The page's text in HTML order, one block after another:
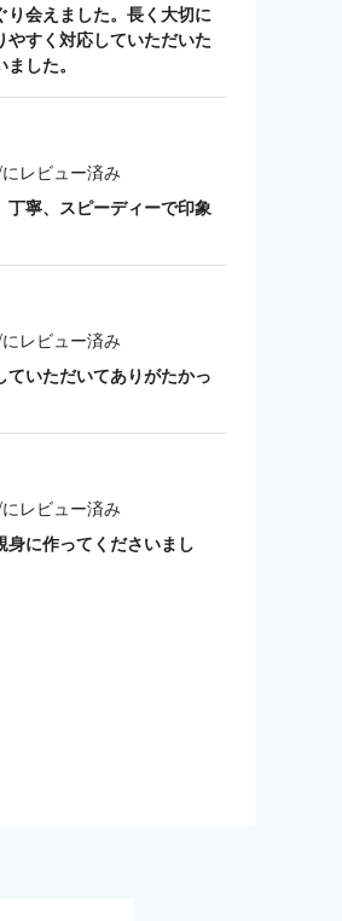
り会えました。長く大切に
すく対応していただいた
した。
レビュー済み
寧、スピーディーで印象
レビュー済み
いただいてありがたかっ
レビュー済み
に作ってくださいまし